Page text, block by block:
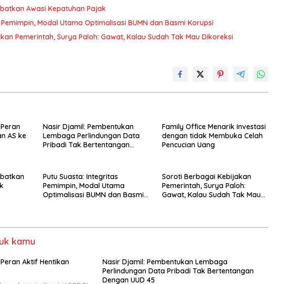
Awasi Kepatuhan Pajak
Modal Utama Optimalisasi BUMN dan Basmi Korupsi
Pemerintah, Surya Paloh: Gawat, Kalau Sudah Tak Mau Dikoreksi
AS ke
Nasir Djamil: Pembentukan
Lembaga Perlindungan Data
Pribadi Tak Bertentangan
Family Office Menarik Investasi
dengan tidak Membuka Celah
Pencucian Uang
Putu Suasta: Integritas
Pemimpin, Modal Utama
Optimalisasi BUMN dan Basmi
Soroti Berbagai Kebijakan
Pemerintah, Surya Paloh:
Gawat, Kalau Sudah Tak Mau
kamu
Aktif Hentikan
Nasir Djamil: Pembentukan Lembaga
Perlindungan Data Pribadi Tak Bertentangan
Dengan UUD 45